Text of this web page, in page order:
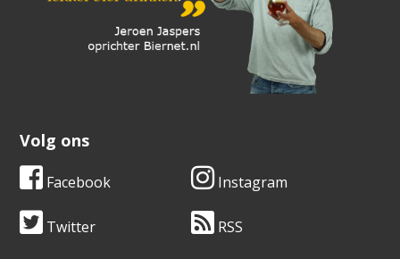
Volg ons
Facebook Instagram
Twitter RSS